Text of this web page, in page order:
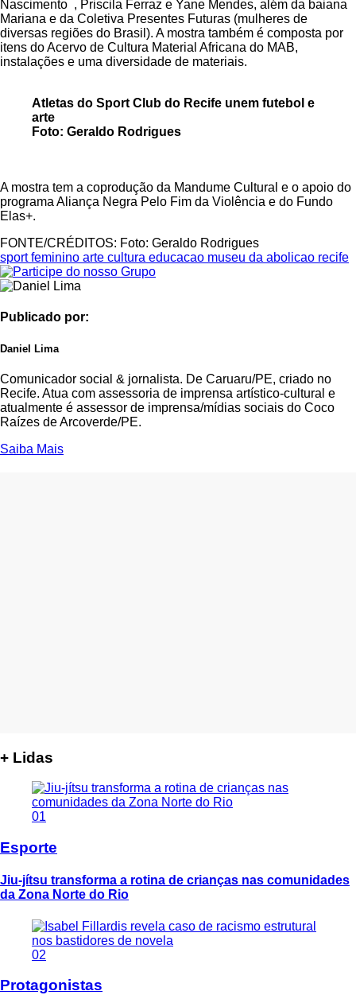
Nascimento , Priscila Ferraz e Yane Mendes, além da baiana
Mariana e da Coletiva Presentes Futuras (mulheres de
diversas regiões do Brasil). A mostra também é composta por
itens do Acervo de Cultura Material Africana do MAB,
instalações e uma diversidade de materiais.
Atletas do Sport Club do Recife unem futebol e
arte
Foto: Geraldo Rodrigues
A mostra tem a coprodução da Mandume Cultural e o apoio do
programa Aliança Negra Pelo Fim da Violência e do Fundo
Elas+.
FONTE/CRÉDITOS: Foto: Geraldo Rodrigues
sport feminino arte cultura educacao museu da abolicao recife
Publicado por:
Daniel Lima
Comunicador social & jornalista. De Caruaru/PE, criado no
Recife. Atua com assessoria de imprensa artístico-cultural e
atualmente é assessor de imprensa/mídias sociais do Coco
Raízes de Arcoverde/PE.
Saiba Mais
+ Lidas
01
Esporte
Jiu-jítsu transforma a rotina de crianças nas comunidades
da Zona Norte do Rio
02
Protagonistas